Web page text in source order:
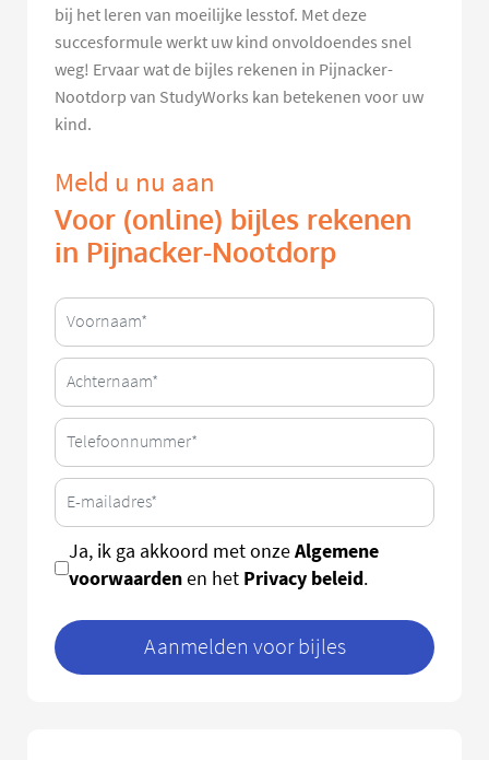
bij het leren van moeilijke lesstof. Met deze
succesformule werkt uw kind onvoldoendes snel
weg! Ervaar wat de bijles rekenen in Pijnacker-
Nootdorp van StudyWorks kan betekenen voor uw
kind.
Meld u nu aan
Voor (online) bijles rekenen
in Pijnacker-Nootdorp
Ja, ik ga akkoord met onzeAlgemene
voorwaardenen het Privacy beleid.
Aanmelden voor bijles